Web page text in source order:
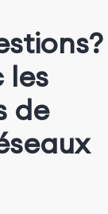
les
de